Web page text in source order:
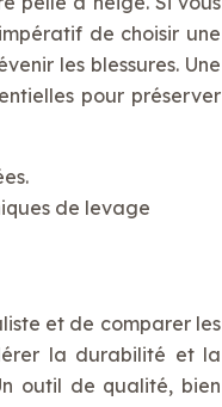
de choisir une
les blessures. Une
pour préserver
de levage
et de comparer les
la durabilité et la
outil de qualité, bien